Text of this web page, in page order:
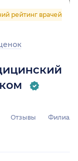
рейтинг врачей 4.8
Отзывы Филиалы